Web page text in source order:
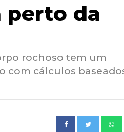
perto da
rochoso tem um
com cálculos